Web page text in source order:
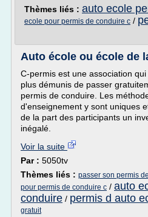
Thèmes liés : auto ecole
ecole pour permis de conduire c /
Auto école ou école de
C-permis est une association
plus démunis de passer
permis de conduire. Les
d'enseignement y sont uniques
de la part des participants un
inégalé.
Voir la suite
Par : 5050tv
Thèmes liés : passer son permis
pour permis de conduire c / auto
conduire / permis d auto
gratuit